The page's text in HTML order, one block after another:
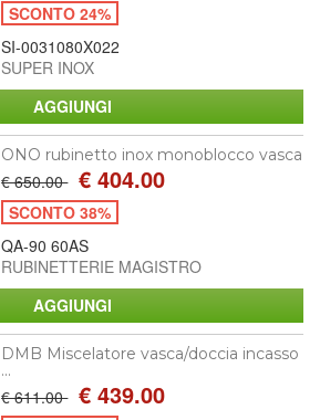
SCONTO 24%
SI-0031080X022
SUPER INOX
ONO rubinetto inox monoblocco vasca
€ 650.00 € 404.00
SCONTO 38%
QA-90 60AS
RUBINETTERIE MAGISTRO
DMB Miscelatore vasca/doccia incasso
...
€ 611.00 € 439.00